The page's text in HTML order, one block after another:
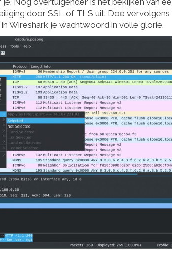
door SSL of TLS uit. Doe
Wireshark je wachtwoord in volle glorie.